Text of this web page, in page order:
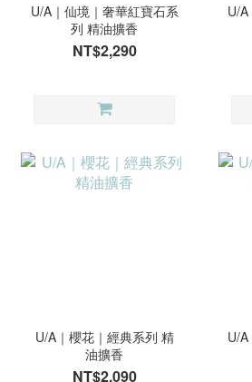
U/A｜仙境｜奢華紅寶石系
列 精油擴香
NT$2,290
U/
U/A｜櫻花｜經典系列 精
油擴香
NT$2,090
U/